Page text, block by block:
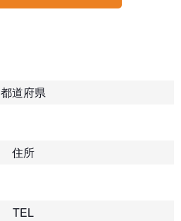
都道府県
住所
TEL